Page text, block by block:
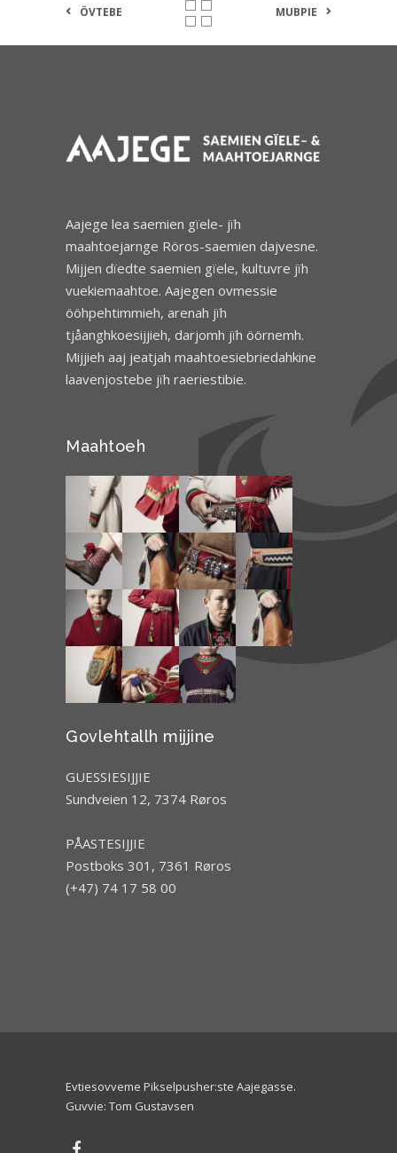
ÖVTEBE MUBPIE
Aajege lea saemien gïele- jïh
maahtoejarnge Röros-saemien dajvesne.
Mijjen dïedte saemien gïele, kultuvre jïh
vuekiemaahtoe. Aajegen ovmessie
ööhpehtimmieh, arenah jïh
tjåanghkoesijjieh, darjomh jïh öörnemh.
Mijjieh aaj jeatjah maahtoesiebriedahkine
laavenjostebe jïh raeriestibie.
Maahtoeh
Govlehtallh mijjine
GUESSIESIJJIE
Sundveien 12, 7374 Røros
PÅASTESIJJIE
Postboks 301, 7361 Røros
(+47) 74 17 58 00
Evtiesovveme Pikselpusher:ste Aajegasse.
Guvvie: Tom Gustavsen